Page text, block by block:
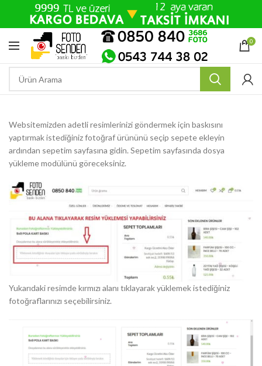
0
Websitemizden adetli resimlerinizi göndermek için baskısını
yaptırmak istediğiniz fotoğraf ürününü seçip sepete ekleyin
ardından sepetim sayfasına gidin. Sepetim sayfasında dosya
yükleme modülünü göreceksiniz.
Yukarıdaki resimde kırmızı alanı tıklayarak yüklemek istediğiniz
fotoğraflarınızı seçebilirsiniz.